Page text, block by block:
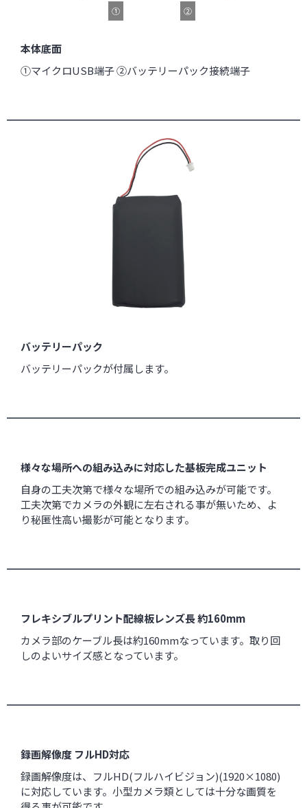
① ②
本体底面
①マイクロUSB端子 ②バッテリーパック接続端子
バッテリーパック
バッテリーパックが付属します。
様々な場所への組み込みに対応した基板完成ユニット
自身の工夫次第で様々な場所での組み込みが可能です。
工夫次第でカメラの外観に左右される事が無いため、よ
り秘匿性高い撮影が可能となります。
フレキシブルプリント配線板レンズ長 約160mm
カメラ部のケーブル長は約160mmなっています。取り回
しのよいサイズ感となっています。
録画解像度 フルHD対応
録画解像度は、フルHD(フルハイビジョン)(1920×1080)
に対応しています。小型カメラ類としては十分な画質を